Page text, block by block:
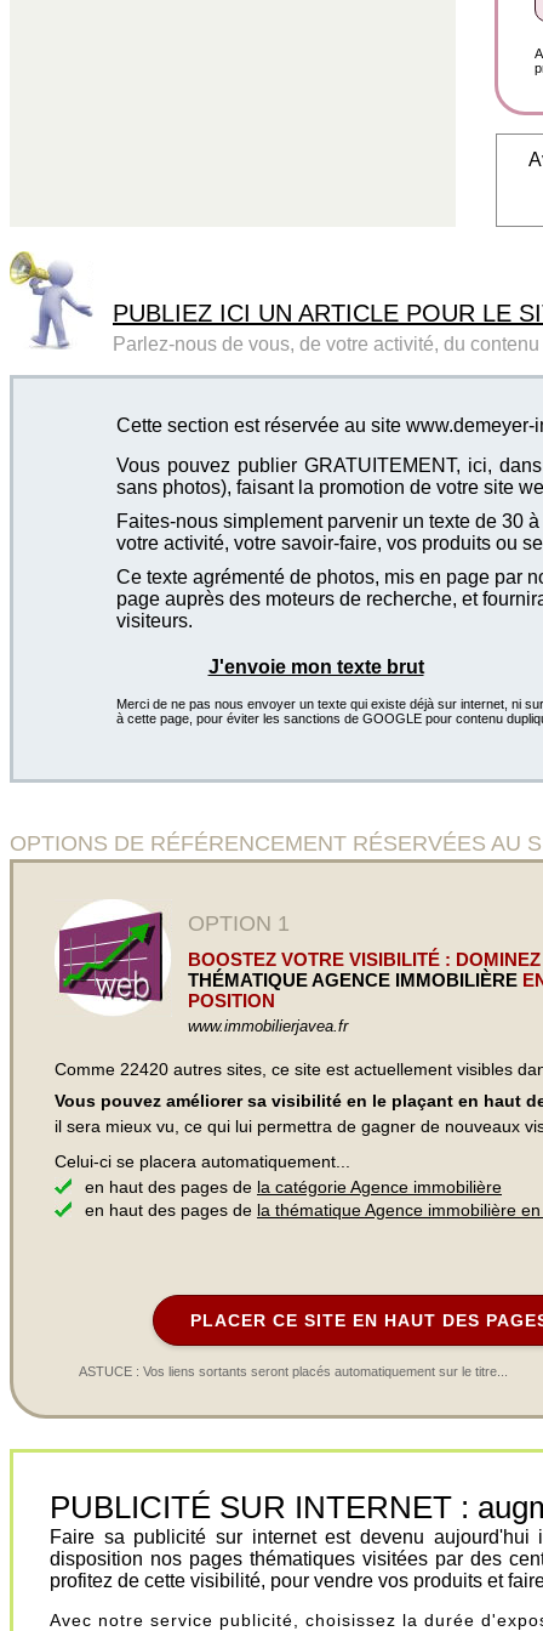
PUBLIEZ ICI UN ARTICLE POUR LE
Parlez-nous de vous, de votre activité, du
Cette section est réservée au site www.demeyer-
Vous pouvez publier GRATUITEMENT, ici,
sans photos), faisant la promotion de votre site
Faites-nous simplement parvenir un texte de 30
votre activité, votre savoir-faire, vos produits ou
Ce texte agrémenté de photos, mis en page par
page auprès des moteurs de recherche, et
visiteurs.
J'envoie mon texte brut
Merci de ne pas nous envoyer un texte qui existe déjà sur internet, ni
à cette page, pour éviter les sanctions de GOOGLE pour contenu
OPTIONS DE RÉFÉRENCEMENT RÉSERVÉES AU
OPTION 1
BOOSTEZ VOTRE VISIBILITÉ :
THÉMATIQUE AGENCE IMMOBILIÈRE
POSITION
www.immobilierjavea.fr
Comme 22420 autres sites, ce site est actuellement visibles
Vous pouvez améliorer sa visibilité en le plaçant en haut
il sera mieux vu, ce qui lui permettra de gagner de nouveaux
Celui-ci se placera automatiquement...
en haut des pages de la catégorie Agence immobilière
en haut des pages de la thématique Agence immobilière
PLACER CE SITE EN HAUT DES
ASTUCE : Vos liens sortants seront placés automatiquement sur le titre...
PUBLICITÉ SUR INTERNET :
Faire sa publicité sur internet est devenu
disposition nos pages thématiques visitées par des
profitez de cette visibilité, pour vendre vos produits et
Avec notre service publicité, choisissez la durée